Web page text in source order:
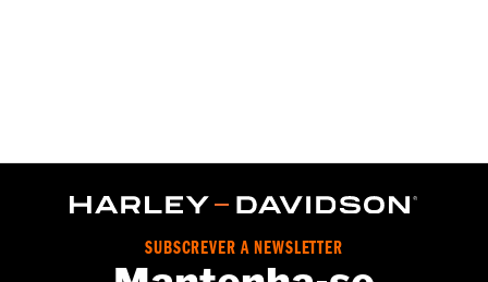
SUBSCREVER A NEWSLETTER